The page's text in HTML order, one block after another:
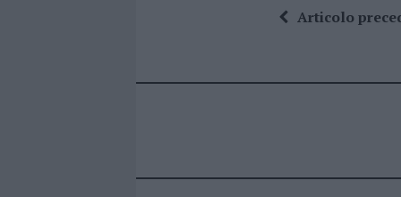
te ata
Articolo